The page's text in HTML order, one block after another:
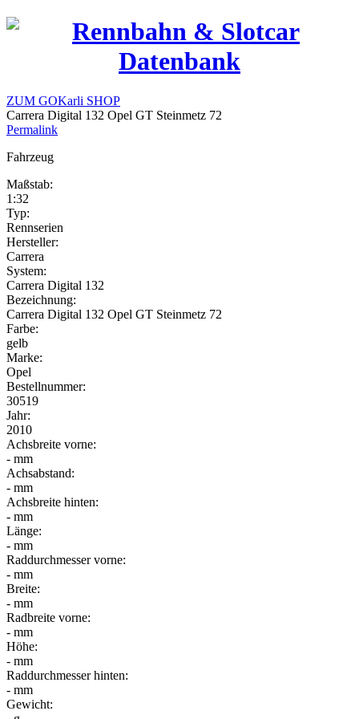
ZUM GOKarli SHOP
Carrera Digital 132 Opel GT Steinmetz 72
Permalink
Fahrzeug
Maßstab:
1:32
Typ:
Rennserien
Hersteller:
Carrera
System:
Carrera Digital 132
Bezeichnung:
Carrera Digital 132 Opel GT Steinmetz 72
Farbe:
gelb
Marke:
Opel
Bestellnummer:
30519
Jahr:
2010
Achsbreite vorne:
- mm
Achsabstand:
- mm
Achsbreite hinten:
- mm
Länge:
- mm
Raddurchmesser vorne:
- mm
Breite:
- mm
Radbreite vorne:
- mm
Höhe:
- mm
Raddurchmesser hinten:
- mm
Gewicht: